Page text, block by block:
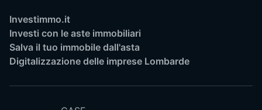
Investimmo.it
Investi con le aste immobiliari
Salva il tuo immobile dall'asta
Digitalizzazione delle imprese Lombarde